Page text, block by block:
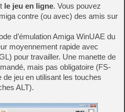
le jeu en ligne. Vous pouvez
contre (ou avec) des amis sur
d’émulation Amiga WinUAE du
moyennement rapide avec
pour travailler. Une manette de
mais pas obligatoire (FS-
jeu en utilisant les touches
ALT).